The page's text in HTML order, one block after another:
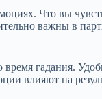
Что вы
важны в
гадания.
влияют на